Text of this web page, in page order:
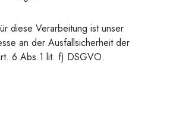
diese Verarbeitung ist unser
an der Ausfallsicherheit der
6 Abs.1 lit. f) DSGVO.